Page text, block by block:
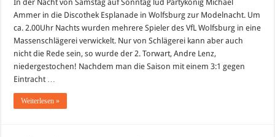
In der Nacht von Samstag auf Sonntag lud Partykönig Michael
Ammer in die Discothek Esplanade in Wolfsburg zur Modelnacht. Um
ca. 2.00Uhr Nachts wurden mehrere Spieler des VfL Wolfsburg in eine
Massenschlägerei verwickelt. Nur von Schlägerei kann aber auch
nicht die Rede sein, so wurde der 2. Torwart, Andre Lenz,
niedergestochen! Nachdem man die Saison mit einem 3:1 gegen
Eintracht …
Weiterlesen »